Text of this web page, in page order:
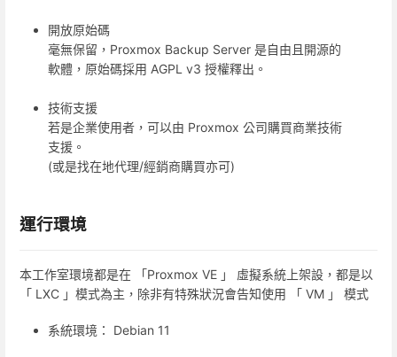
開放原始碼
毫無保留，Proxmox Backup Server 是自由且開源的
軟體，原始碼採用 AGPL v3 授權釋出。
技術支援
若是企業使用者，可以由 Proxmox 公司購買商業技術
支援。
(或是找在地代理/經銷商購買亦可)
運行環境
本工作室環境都是在 「Proxmox VE 」 虛擬系統上架設，都是以
「 LXC 」模式為主，除非有特殊狀況會告知使用 「 VM 」 模式
系統環境： Debian 11